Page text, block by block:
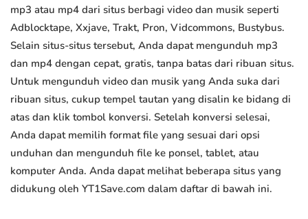
mp3 atau mp4 dari situs berbagi video dan musik seperti
Adblocktape, Xxjave, Trakt, Pron, Vidcommons, Bustybus.
Selain situs-situs tersebut, Anda dapat mengunduh mp3
dan mp4 dengan cepat, gratis, tanpa batas dari ribuan situs.
Untuk mengunduh video dan musik yang Anda suka dari
ribuan situs, cukup tempel tautan yang disalin ke bidang di
atas dan klik tombol konversi. Setelah konversi selesai,
Anda dapat memilih format file yang sesuai dari opsi
unduhan dan mengunduh file ke ponsel, tablet, atau
komputer Anda. Anda dapat melihat beberapa situs yang
didukung oleh YT1Save.com dalam daftar di bawah ini.